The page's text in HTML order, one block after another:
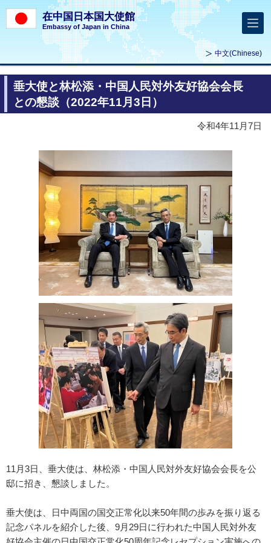
在中国日本国大使館
Embassy of Japan in China
中文(Chinese)
垂大使と林松添・中国人民対外友好協会会長
との懇談（2022年11月3日）
令和4年11月7日
11月3日、垂大使は、林松添・中国人民対外友好協会会長を公
邸に招き、懇談しました。
垂大使は、日中両国の国交正常化以来50年間の歩みを振り返る
記念パネルを紹介した後、9月29日に行われた中国人民対外友